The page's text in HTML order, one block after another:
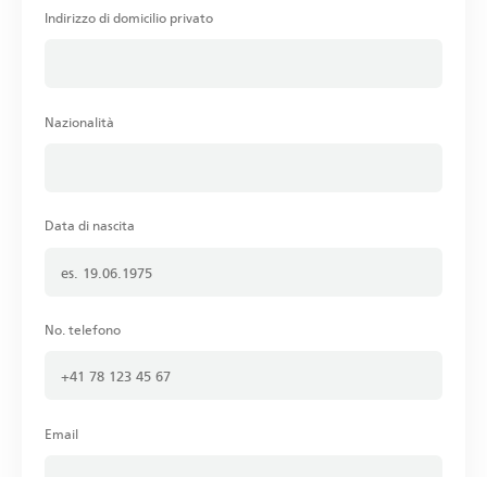
Indirizzo di domicilio privato
Nazionalità
Data di nascita
No. telefono
Email